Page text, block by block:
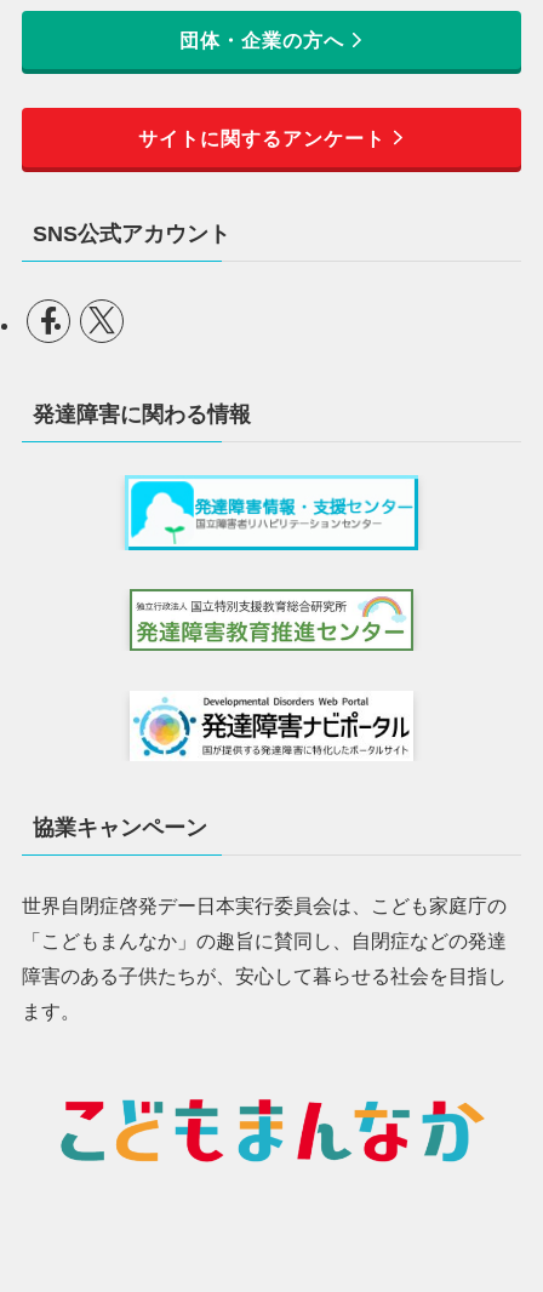
団体・企業の方へ
サイトに関するアンケート
SNS公式アカウント
発達障害に関わる情報
協業キャンペーン
世界自閉症啓発デー日本実行委員会は、こども家庭庁の
「こどもまんなか」の趣旨に賛同し、自閉症などの発達
障害のある子供たちが、安心して暮らせる社会を目指し
ます。